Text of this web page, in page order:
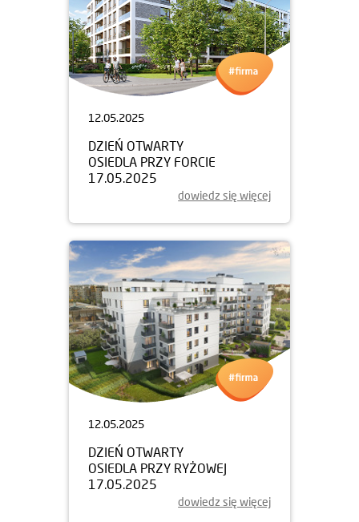
12.05.2025
DZIEŃ OTWARTY
OSIEDLA PRZY FORCIE
17.05.2025
dowiedz się więcej
12.05.2025
DZIEŃ OTWARTY
OSIEDLA PRZY RYŻOWEJ
17.05.2025
dowiedz się więcej